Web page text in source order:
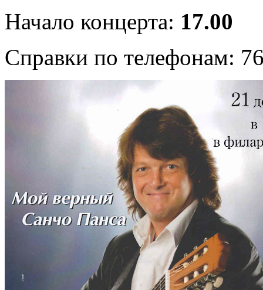
Начало концерта: 17.00
Справки по телефонам: